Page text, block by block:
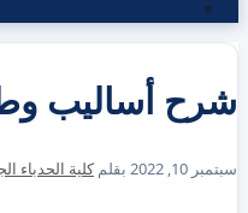
شرح أساليب
سبتمبر 10, 2022 بقلمكلية الحدباء